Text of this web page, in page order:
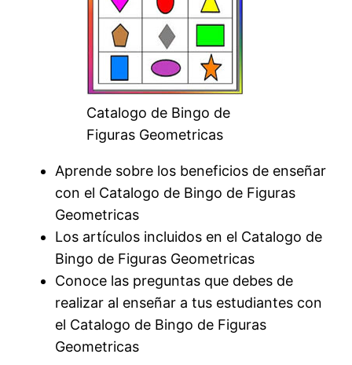
Catalogo de Bingo de
Figuras Geometricas
Aprende sobre los beneficios de enseñar
con el Catalogo de Bingo de Figuras
Geometricas
Los artículos incluidos en el Catalogo de
Bingo de Figuras Geometricas
Conoce las preguntas que debes de
realizar al enseñar a tus estudiantes con
el Catalogo de Bingo de Figuras
Geometricas